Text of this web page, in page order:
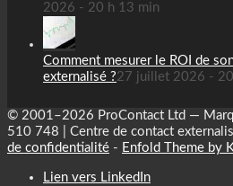
2026 - 20 h 13 min
Comment mesurer le ROI de
externalisé ?27 juillet 2026 -
© 2001–2026 ProContact Ltd —
510 748 | Centre de contact
de confidentialité - Enfold Theme by
Lien vers LinkedIn